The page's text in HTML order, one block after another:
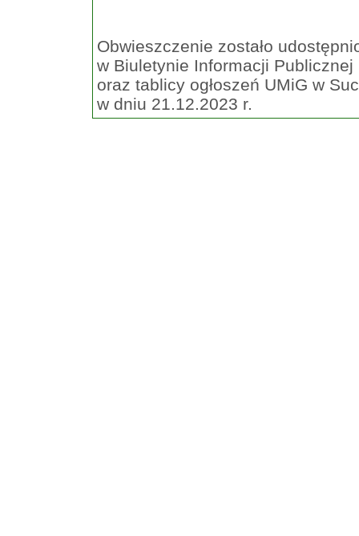
Obwieszczenie zostało
w Biuletynie Informacji Publicznej
oraz tablicy ogłoszeń UMiG w
w dniu 21.12.2023 r.